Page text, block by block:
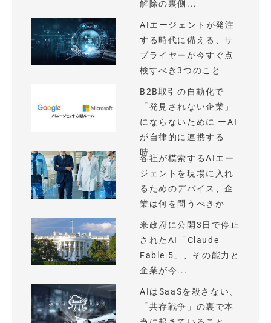
解除の裏側...
AIエージェントが発注
する時代に備える、サ
プライヤーが今すぐ点
検すべき3つのこと
B2B取引の自動化で
「発見されない企業」
にならないために ーAI
が自律的に連携する
時...
各社が模索するAIエー
ジェントを現場に入れ
るためのデバイス、企
業は何を問うべきか
米政府に公開3日で停止
されたAI「Claude
Fable 5」、その能力と
企業が今...
AIはSaaSを殺さない、
「共存戦争」の裏で本